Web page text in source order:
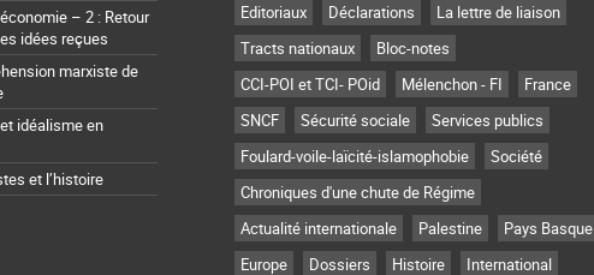
– 2 : Retour
idées reçues
marxiste de
idéalisme en
et l’histoire
Editoriaux
Déclarations
La lettre de liaison
Tracts nationaux
Bloc-notes
CCI-POI et TCI- POid
Mélenchon - FI
France
SNCF
Sécurité sociale
Services publics
Foulard-voile-laïcité-islamophobie
Société
Chroniques d'une chute de Régime
Actualité internationale
Palestine
Pays Basque
Europe
Dossiers Histoire International